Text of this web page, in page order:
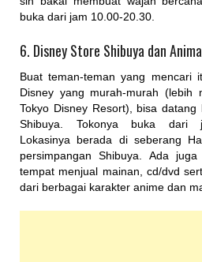
buka dari jam 10.00-20.30.
6. Disney Store Shibuya dan
Buat teman-teman yang mencari
Disney yang murah-murah (lebih
Tokyo Disney Resort), bisa
Shibuya. Tokonya buka dari
Lokasinya berada di seberang
persimpangan Shibuya. Ada juga
tempat menjual mainan, cd/dvd
dari berbagai karakter anime dan